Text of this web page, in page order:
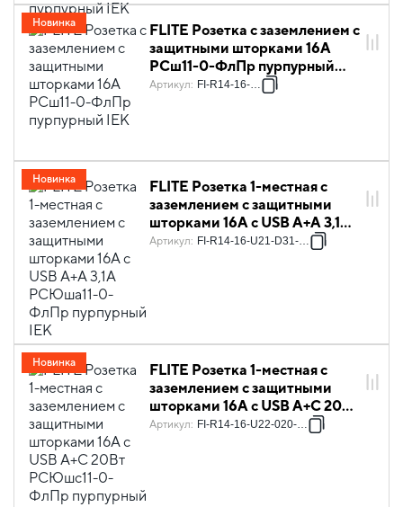
FLITE Розетка с заземлением с
защитными шторками 16А
РСш11-0-ФлПр пурпурный
IEK
Артикул: FI-R14-16-K99
Новинка
FLITE Розетка 1-местная с
заземлением с защитными
шторками 16А с USB A+A 3,1А
РСЮша11-0-ФлПр пурпурный
Артикул: FI-R14-16-U21-D31-K99
Новинка
FLITE Розетка 1-местная с
заземлением с защитными
шторками 16А с USB A+C 20Вт
РСЮшс11-0-ФлПр пурпурный
Артикул: FI-R14-16-U22-020-K99
Новинка